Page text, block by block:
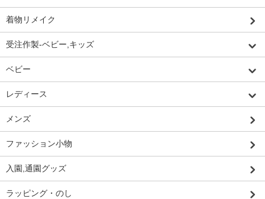
着物リメイク
受注作製-ベビー,キッズ
ベビー
レディース
メンズ
ファッション小物
入園,通園グッズ
ラッピング・のし